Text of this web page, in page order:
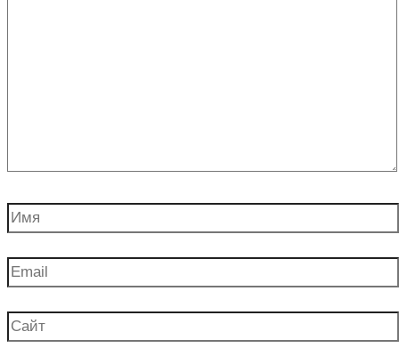
Имя
Email
Сайт